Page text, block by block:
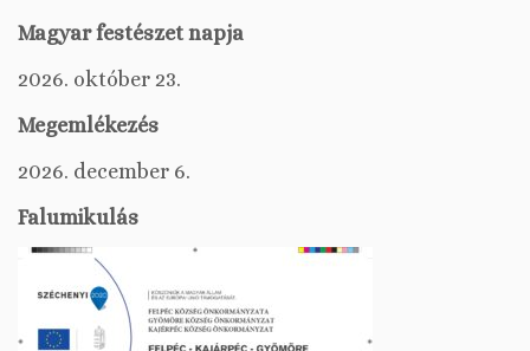
Magyar festészet napja
2026. október 23.
Megemlékezés
2026. december 6.
Falumikulás